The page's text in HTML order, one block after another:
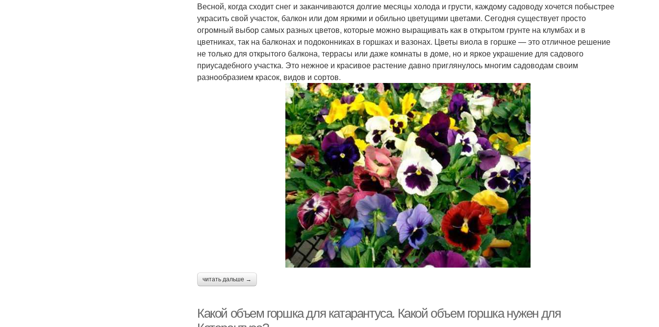
Весной, когда сходит снег и заканчиваются долгие месяцы холода и грусти, каждому садоводу хочется побыстрее
украсить свой участок, балкон или дом яркими и обильно цветущими цветами. Сегодня существует просто
огромный выбор самых разных цветов, которые можно выращивать как в открытом грунте на клумбах и в
цветниках, так на балконах и подоконниках в горшках и вазонах. Цветы виола в горшке — это отличное решение
не только для открытого балкона, террасы или даже комнаты в доме, но и яркое украшение для садового
приусадебного участка. Это нежное и красивое растение давно приглянулось многим садоводам своим
разнообразием красок, видов и сортов.
читать дальше →
Какой объем горшка для катарантуса. Какой объем горшка нужен для